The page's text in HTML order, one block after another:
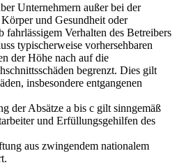
Unternehmern außer bei der
und Gesundheit oder
fahrlässigem Verhalten des Betreibers
typischerweise vorhersehbaren
der Höhe nach auf die
begrenzt. Dies gilt
insbesondere entgangenen
der Absätze a bis c gilt sinngemäß
und Erfüllungsgehilfen des
aus zwingendem nationalem